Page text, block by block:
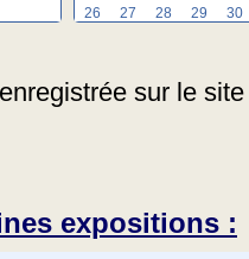
26
27 28 29 30
sur le
expositions :